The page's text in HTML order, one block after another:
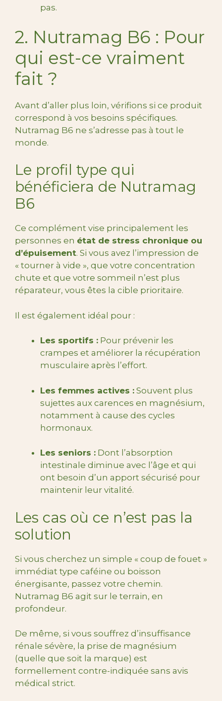
pas.
2. Nutramag B6 : Pour
qui est-ce vraiment
fait ?
Avant d’aller plus loin, vérifions si ce produit
correspond à vos besoins spécifiques.
Nutramag B6 ne s’adresse pas à tout le
monde.
Le profil type qui
bénéficiera de Nutramag
B6
Ce complément vise principalement les
personnes en état de stress chronique ou
d’épuisement. Si vous avez l’impression de
« tourner à vide », que votre concentration
chute et que votre sommeil n’est plus
réparateur, vous êtes la cible prioritaire.
Il est également idéal pour :
Les sportifs : Pour prévenir les
crampes et améliorer la récupération
musculaire après l’effort.
Les femmes actives : Souvent plus
sujettes aux carences en magnésium,
notamment à cause des cycles
hormonaux.
Les seniors : Dont l’absorption
intestinale diminue avec l’âge et qui
ont besoin d’un apport sécurisé pour
maintenir leur vitalité.
Les cas où ce n’est pas la
solution
Si vous cherchez un simple « coup de fouet »
immédiat type caféine ou boisson
énergisante, passez votre chemin.
Nutramag B6 agit sur le terrain, en
profondeur.
De même, si vous souffrez d’insuffisance
rénale sévère, la prise de magnésium
(quelle que soit la marque) est
formellement contre-indiquée sans avis
médical strict.